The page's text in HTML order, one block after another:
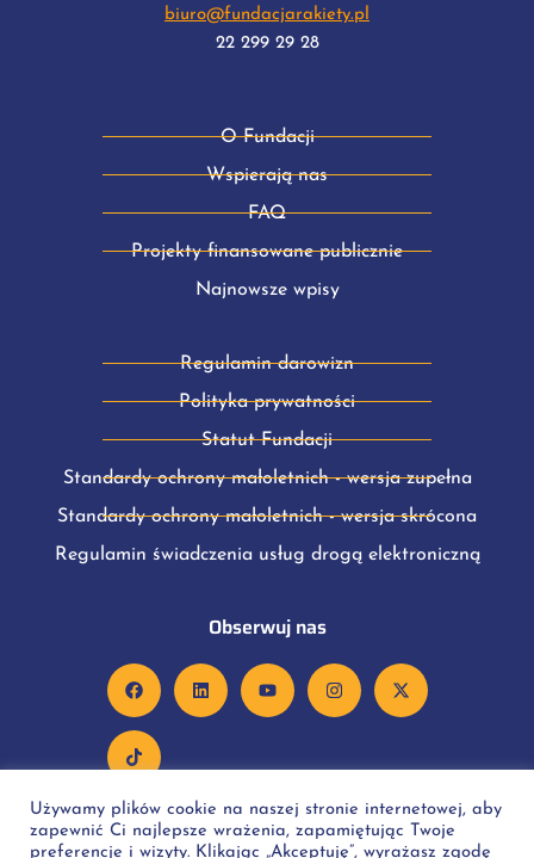
Używamy plików cookie na naszej stronie internetowej, aby
zapewnić Ci najlepsze wrażenia, zapamiętując Twoje
preferencje i wizyty. Klikając „Akceptuję”, wyrażasz zgodę
biuro@fundacjarakiety.pl
22 299 29 28
O Fundacji
Wspierają nas
FAQ
Projekty finansowane publicznie
Najnowsze wpisy
Regulamin darowizn
Polityka prywatności
Statut Fundacji
Standardy ochrony małoletnich - wersja zupełna
Standardy ochrony małoletnich - wersja skrócona
Regulamin świadczenia usług drogą elektroniczną
Obserwuj nas